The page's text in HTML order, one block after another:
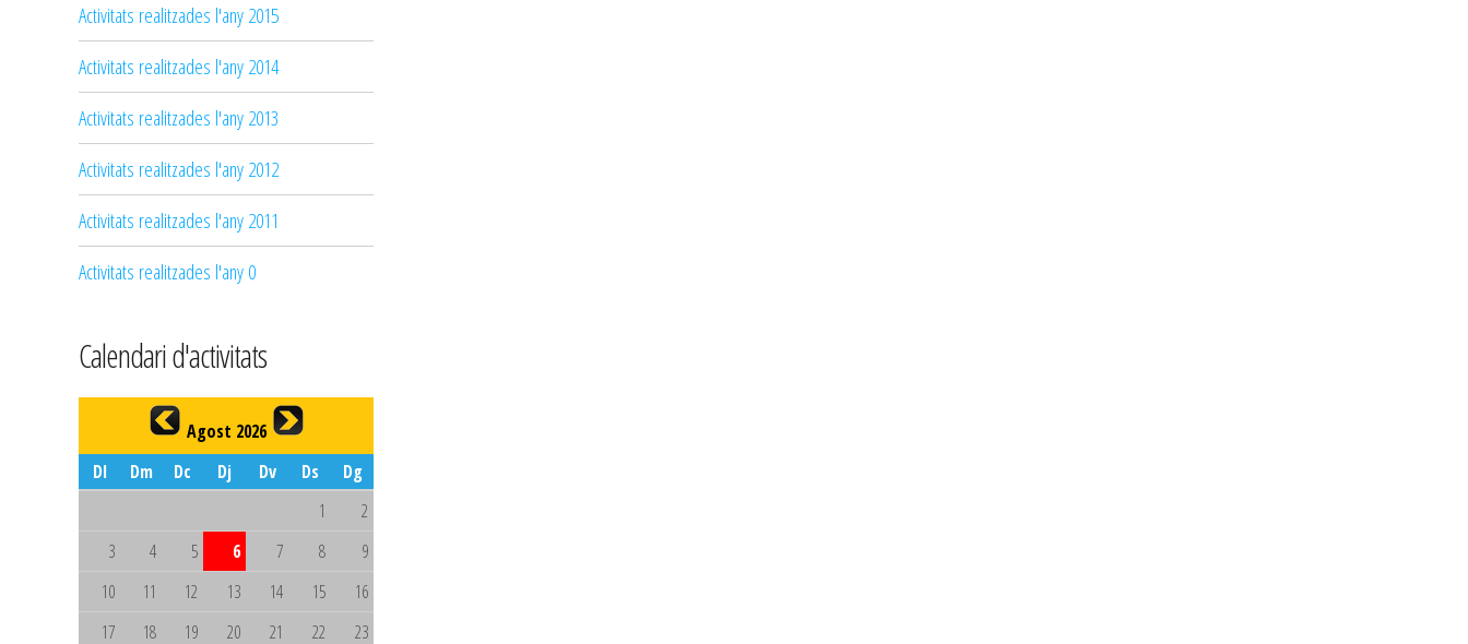
Activitats realitzades l'any 2015
Activitats realitzades l'any 2014
Activitats realitzades l'any 2013
Activitats realitzades l'any 2012
Activitats realitzades l'any 2011
Activitats realitzades l'any 0
Calendari d'activitats
Agost 2026
Dl
Dm Dc Dj Dv Ds
Dg
1
2
3
4 5 6 7 8
9
10
11 12 13 14 15
16
17
18 19 20 21 22
23